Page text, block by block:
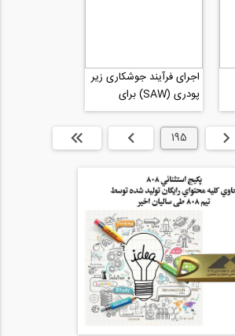
اجرای فرآیند جوشکاری زیر
پودری (SAW) برای
جوشکاری تیر ورق در
کارخانه بخش 1
قبلی 195 بعدی انتها »